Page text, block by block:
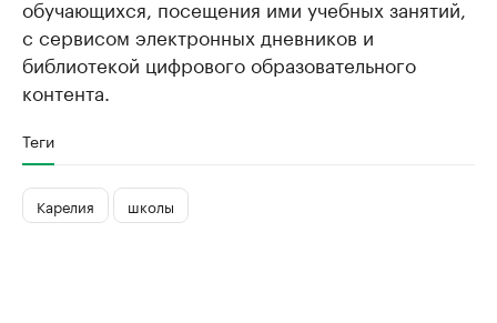
обучающихся, посещения ими учебных занятий,
с сервисом электронных дневников и
библиотекой цифрового образовательного
контента.
Теги
Карелия школы